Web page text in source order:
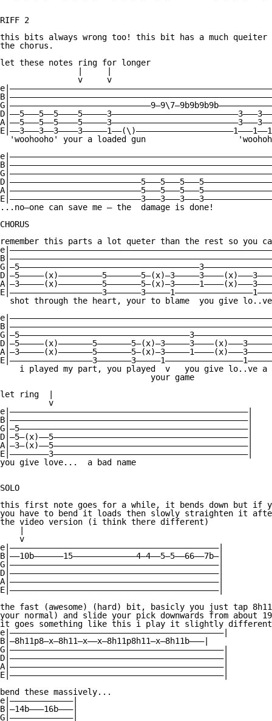
RIFF 2
this bits always wrong too! this bit has a much
the chorus.
let these notes ring for longer
v     v
'woohooho' your a loaded gun
...no—one can save me — the  damage is done!
CHORUS
remember this parts a lot queter than the rest so you
shot through the heart, your to blame  you give
i played my part, you played  v   you give lo..ve a
                               your game
let ring  |
          v
e|—————————————————————————————————————————————————|
B|—————————————————————————————————————————————————|
G|—5———————————————————————————————————————————————|
D|—5—(x)——5————————————————————————————————————————|
A|—3—(x)——5————————————————————————————————————————|
E|————————3————————————————————————————————————————|
you give love...  a bad name
SOLO
this first note goes for a while, it bends down but if
you have to bend it loads then slowly straighten it
the video version (i think there different)
    v
e|———————————————————————————————————————————|
B|——10b——————15—————————————4—4——5—5——66——7b—|
G|———————————————————————————————————————————|
D|———————————————————————————————————————————|
A|———————————————————————————————————————————|
E|———————————————————————————————————————————|
the fast (awesome) (hard) bit, basicly you just tap
your normal) and slide your pick downwards from
it goes something like this i play it slightly
e|————————————————————————————————————————————|
B|—8h11p8—x—8h11—x——x—8h11p8h11—x—8h11b———|
G|————————————————————————————————————————————|
D|————————————————————————————————————————————|
A|————————————————————————————————————————————|
E|————————————————————————————————————————————|
bend these massively...
e|—————————————|
B|—14b———16b———|
G|—————————————|